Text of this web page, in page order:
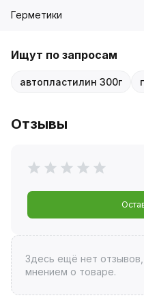
Герметики
Ищут по запросам
автопластилин 300г
Отзывы
Здесь ещё нет
мнением о товаре.